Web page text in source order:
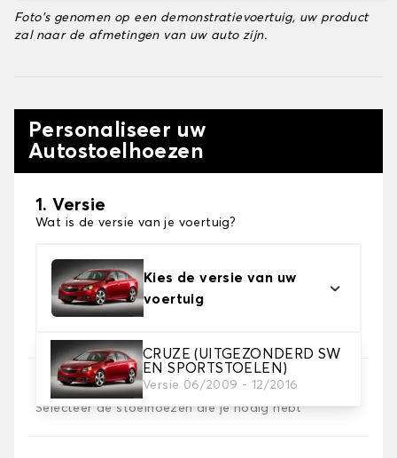
Foto's genomen op een demonstratievoertuig, uw product
zal naar de afmetingen van uw auto zijn.
Personaliseer uw
Autostoelhoezen
1. Versie
Wat is de versie van je voertuig?
Kies de versie van uw
voertuig
CRUZE (UITGEZONDERD SW
EN SPORTSTOELEN)
Versie 06/2009 - 12/2016
2. Set hoezen
Selecteer de stoelhoezen die je nodig hebt